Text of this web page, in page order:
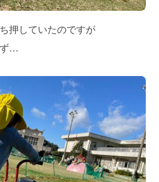
押していたのですが
ず…